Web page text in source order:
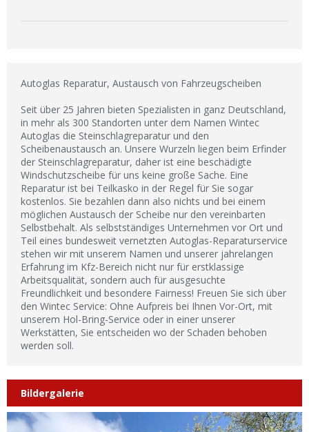
Autoglas Reparatur, Austausch von Fahrzeugscheiben
Seit über 25 Jahren bieten Spezialisten in ganz Deutschland,
in mehr als 300 Standorten unter dem Namen Wintec
Autoglas die Steinschlagreparatur und den
Scheibenaustausch an. Unsere Wurzeln liegen beim Erfinder
der Steinschlagreparatur, daher ist eine beschädigte
Windschutzscheibe für uns keine große Sache. Eine
Reparatur ist bei Teilkasko in der Regel für Sie sogar
kostenlos. Sie bezahlen dann also nichts und bei einem
möglichen Austausch der Scheibe nur den vereinbarten
Selbstbehalt. Als selbstständiges Unternehmen vor Ort und
Teil eines bundesweit vernetzten Autoglas-Reparaturservice
stehen wir mit unserem Namen und unserer jahrelangen
Erfahrung im Kfz-Bereich nicht nur für erstklassige
Arbeitsqualität, sondern auch für ausgesuchte
Freundlichkeit und besondere Fairness! Freuen Sie sich über
den Wintec Service: Ohne Aufpreis bei Ihnen Vor-Ort, mit
unserem Hol-Bring-Service oder in einer unserer
Werkstätten, Sie entscheiden wo der Schaden behoben
werden soll.
Bildergalerie